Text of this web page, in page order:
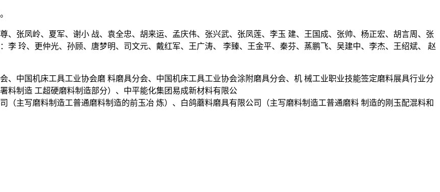
、张凤岭、夏军、谢小 战、袁全忠、胡来运、孟庆伟、张兴武、张凤莲、李玉 建、王国成、张帅、杨正宏、胡言周、张
李 玲、更仲光、孙顾、唐梦明、司文元、戴红军、王广涛、 李臻、王金平、秦芬、蒸鹏飞、吴建中、李杰、王绍斌、 赵
、中国机床工具工业协会磨 料磨具分会、中国机床工具工业协会涂附磨具分会、机 械工业职业技能签定磨料展具行业分
料制造 工超硬磨料制造部分）、中平能化集团易成新材料有限公
（主写磨料制造工普通磨料制造的前玉冶 炼）、白鸽蘑料磨具有限公司（主写磨料制造工普通磨料 制造的刚玉配混料和